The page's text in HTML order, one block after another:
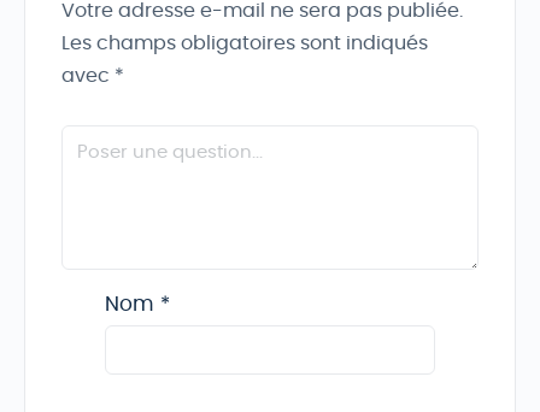
Votre adresse e-mail ne sera pas publiée.
Les champs obligatoires sont indiqués
avec *
Nom *